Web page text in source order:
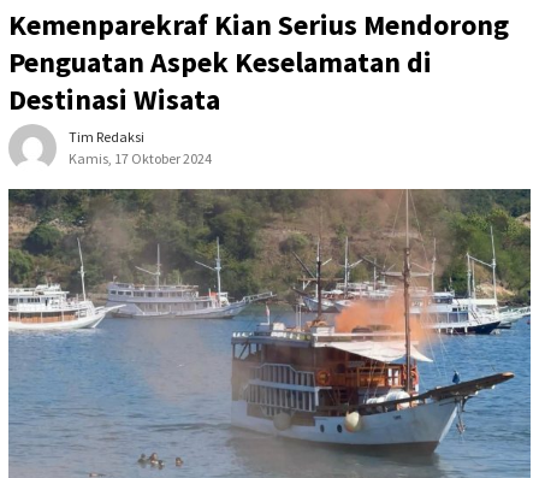
Kemenparekraf Kian Serius Mendorong
Penguatan Aspek Keselamatan di
Destinasi Wisata
Tim Redaksi
Kamis, 17 Oktober 2024